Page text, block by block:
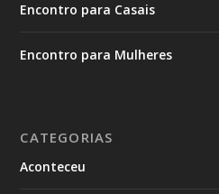
Encontro para Casais
Encontro para Mulheres
CATEGORIAS
Aconteceu